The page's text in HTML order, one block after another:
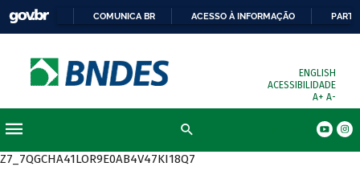
COMUNICA BR ACESSO À INFORMAÇÃO
ENGLISH
ACESSIBILIDADE
A+ A-
Z7_7QGCHA41LOR9E0AB4V47KI18Q7